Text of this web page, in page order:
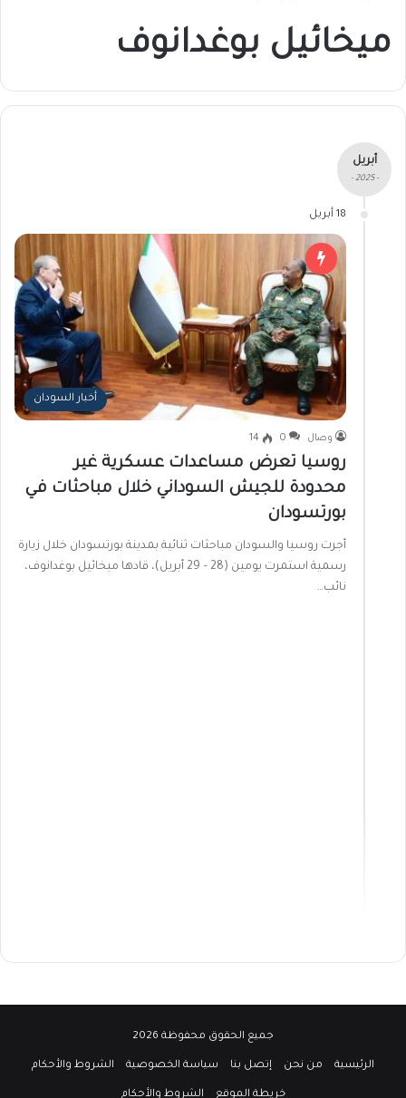
ميخائيل بوغدانوف
أبريل
- 2025 -
18 أبريل
أخبار السودان
وصال 0
14
روسيا تعرض مساعدات عسكرية غير
محدودة للجيش السوداني خلال مباحثات في
بورتسودان
أجرت روسيا والسودان مباحثات ثنائية بمدينة بورتسودان خلال زيارة
رسمية استمرت يومين (28 – 29 أبريل)، قادها ميخائيل بوغدانوف،
نائب…
جميع الحقوق محفوظة 2026
الرئيسية من نحن إتصل بنا سياسة الخصوصية الشروط والأحكام
خريطة الموقع الشروط والأحكام